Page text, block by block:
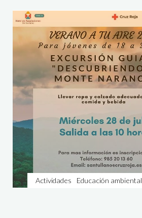
Actividades Educación ambiental